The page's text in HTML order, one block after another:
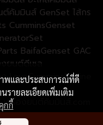
ต์คัมมินส์ GenSet ไส้กร
CumminsGenset
BaifaGenset GAC
ยนต์ดีเซล
LoveCumminsEngine
ครื่องยนต์คัมมินส์.com
าพและประสบการณ์ที่ดี
รายละเอียดเพิ่มเติม
กกี้